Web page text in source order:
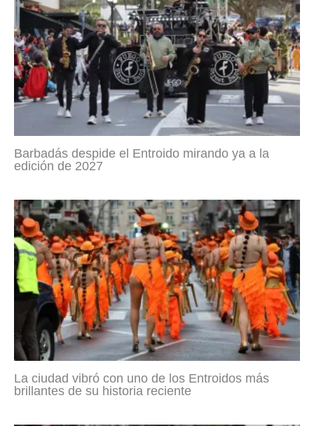
Barbadás despide el Entroido mirando ya a la
edición de 2027
La ciudad vibró con uno de los Entroidos más
brillantes de su historia reciente